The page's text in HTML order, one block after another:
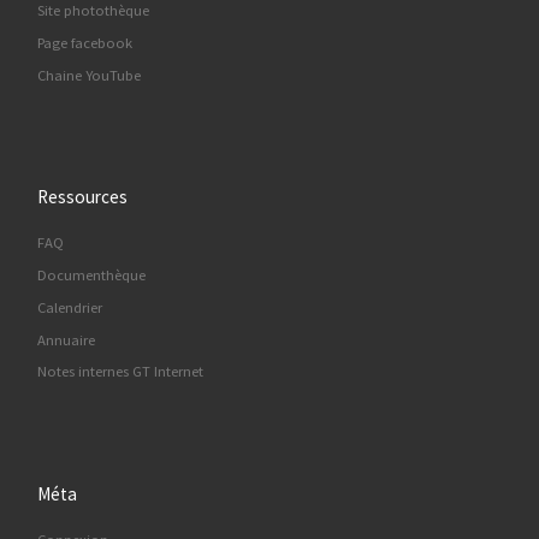
Site photothèque
Page facebook
Chaine YouTube
Ressources
FAQ
Documenthèque
Calendrier
Annuaire
Notes internes GT Internet
Méta